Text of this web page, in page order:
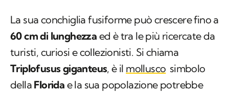
La sua conchiglia fusiforme può crescere fino a
60 cm di lunghezza ed è tra le più ricercate da
turisti, curiosi e collezionisti. Si chiama
Triplofusus giganteus, è il mollusco simbolo
della Florida e la sua popolazione potrebbe